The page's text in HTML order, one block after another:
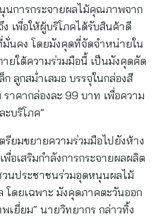
นการกระจายผลไม้คุณภาพจาก
เพื่อให้ผู้บริโภคได้รับสินค้าดี
มั่นคง โดยมังคุดที่จัดจำหน่ายใน
ยใต้ความร่วมมือนี้ เป็นมังคุดคัด
ก ลูกสม่ำเสมอ บรรจุในกล่องสี
ราคากล่องละ 99 บาท เพื่อความ
ะบริโภค“
รียมขยายความร่วมมือไปยังห้าง
อเสริมกำลังการกระจายผลผลิต
นประชาชนร่วมอุดหนุนผลไม้
โดยเฉพาะ มังคุดภาคตะวันออก
เยี่ยม“ นายวิทยากร กล่าวทิ้ง